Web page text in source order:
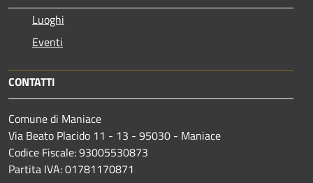
Luoghi
Eventi
CONTATTI
Comune di Maniace
Via Beato Placido 11 - 13 - 95030 - Maniace
Codice Fiscale: 93005530873
Partita IVA: 01781170871